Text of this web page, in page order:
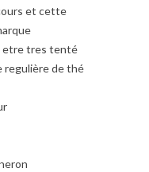
et cette
etre tres tenté
regulière de thé